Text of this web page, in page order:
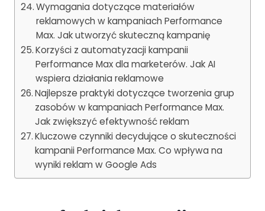
Wymagania dotyczące materiałów
reklamowych w kampaniach Performance
Max. Jak utworzyć skuteczną kampanię
Korzyści z automatyzacji kampanii
Performance Max dla marketerów. Jak AI
wspiera działania reklamowe
Najlepsze praktyki dotyczące tworzenia grup
zasobów w kampaniach Performance Max.
Jak zwiększyć efektywność reklam
Kluczowe czynniki decydujące o skuteczności
kampanii Performance Max. Co wpływa na
wyniki reklam w Google Ads